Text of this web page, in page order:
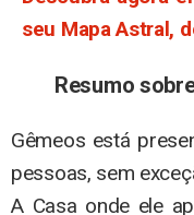
seu Mapa Astral,
Resumo
Gêmeos está
pessoas, sem
A Casa onde ele